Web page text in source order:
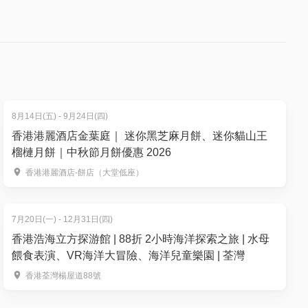
8月14日(五) - 9月24日(四)
香港港麗酒店金葉庭｜ 迷你黑芝麻月餅、迷你貓山王
榴槤月餅｜中秋節月餅優惠 2026
香港港麗酒店-餅店（大堂低座）
7月20日(一) - 12月31日(四)
香港浩海立方探游館 | 88折 2小時海洋探索之旅 | 水母
餵食表演、VR海洋大冒險、海洋兒童樂園 | 荃灣
香港荃灣楊屋道88號